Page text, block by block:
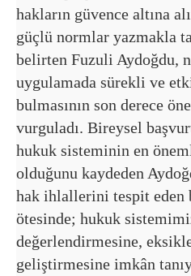
hakların güvence altına
güçlü normlar yazmakla
belirten Fuzuli Aydoğdu,
uygulamada sürekli ve
bulmasının son derece
vurguladı. Bireysel
hukuk sisteminin en
olduğunu kaydeden
hak ihlallerini tespit eden
ötesinde; hukuk
değerlendirmesine,
geliştirmesine imkân